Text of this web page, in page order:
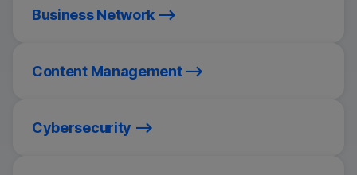
Business Network
Content Management
Cybersecurity